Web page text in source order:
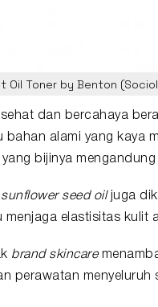
Oil Toner by Benton
dan bercahaya
bahan alami yang kaya
yang bijinya mengandung
sunflower seed oiljuga
menjaga elastisitas kulit
brand skincare
perawatan